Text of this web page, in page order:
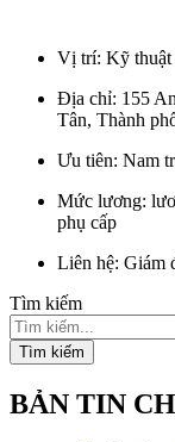
Vị trí: Kỹ thuật
Địa chỉ: 155
Tân, Thành
Ưu tiên: Nam
Mức lương:
phụ cấp
Liên hệ: Giám
Tìm kiếm
Tìm kiếm
BẢN TIN